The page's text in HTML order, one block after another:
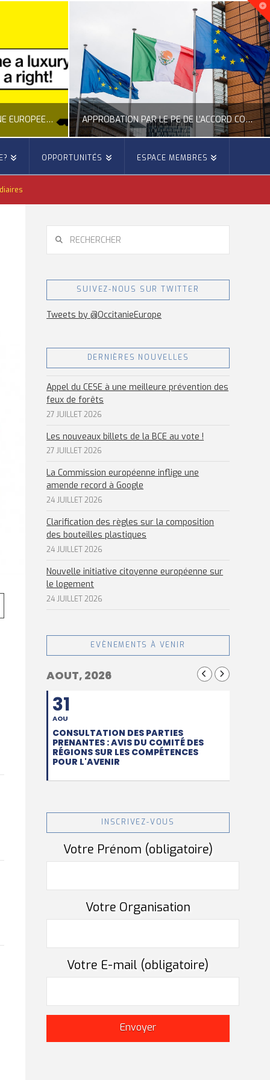
NOUVELLE INITIATIVE CITOYENNE EUROPÉENNE SUR LE LOGEMENT
LOGEMENT
APPROBATION PAR LE PE DE L’ACCORD COMMERCIAL ENTRE L’UE ET LE MEXIQUE
ACTION EXTÉRIEURE, ACTUALITÉ DE L'UNION EUROPÉENNE
JUILLET 22, 2026
OPPORTUNITÉS ESPACE MEMBRES
SUIVEZ-NOUS SUR TWITTER
Tweets by @OccitanieEurope
DERNIÈRES NOUVELLES
Appel du CESE à une meilleure prévention des
feux de forêts
27 JUILLET 2026
Les nouveaux billets de la BCE au vote !
27 JUILLET 2026
La Commission européenne inflige une
amende record à Google
24 JUILLET 2026
Clarification des règles sur la composition
des bouteilles plastiques
24 JUILLET 2026
Nouvelle initiative citoyenne européenne sur
le logement
24 JUILLET 2026
EVÈNEMENTS À VENIR
AOUT, 2026
31
AOU
CONSULTATION DES PARTIES
PRENANTES : AVIS DU COMITÉ DES
RÉGIONS SUR LES COMPÉTENCES
POUR L'AVENIR
INSCRIVEZ-VOUS
Votre Prénom (obligatoire)
Votre Organisation
Votre E-mail (obligatoire)